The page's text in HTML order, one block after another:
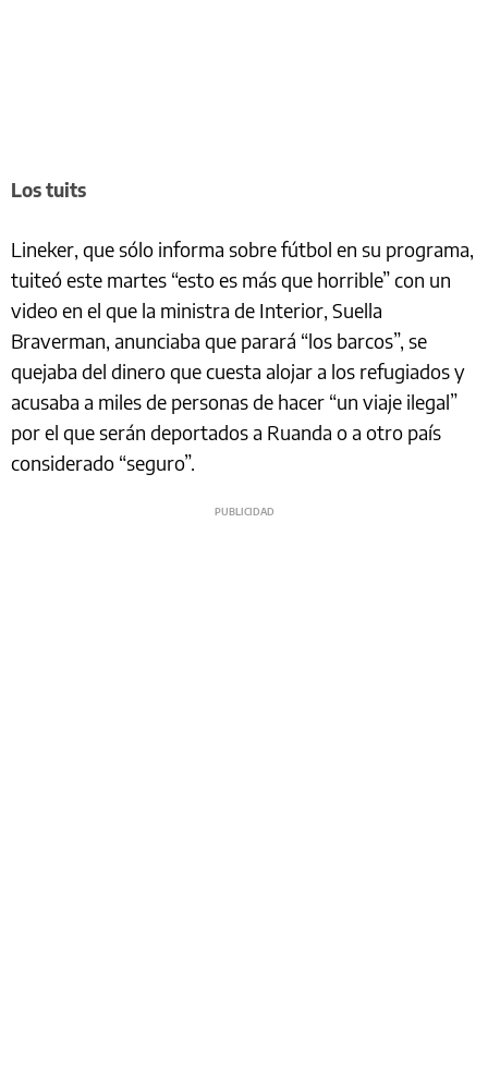
Los tuits
Lineker, que sólo informa sobre fútbol en su programa,
tuiteó este martes “esto es más que horrible” con un
video en el que la ministra de Interior, Suella
Braverman, anunciaba que parará “los barcos”, se
quejaba del dinero que cuesta alojar a los refugiados y
acusaba a miles de personas de hacer “un viaje ilegal”
por el que serán deportados a Ruanda o a otro país
considerado “seguro”.